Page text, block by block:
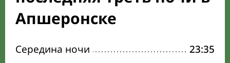
Апшеронске
Середина ночи
23:35